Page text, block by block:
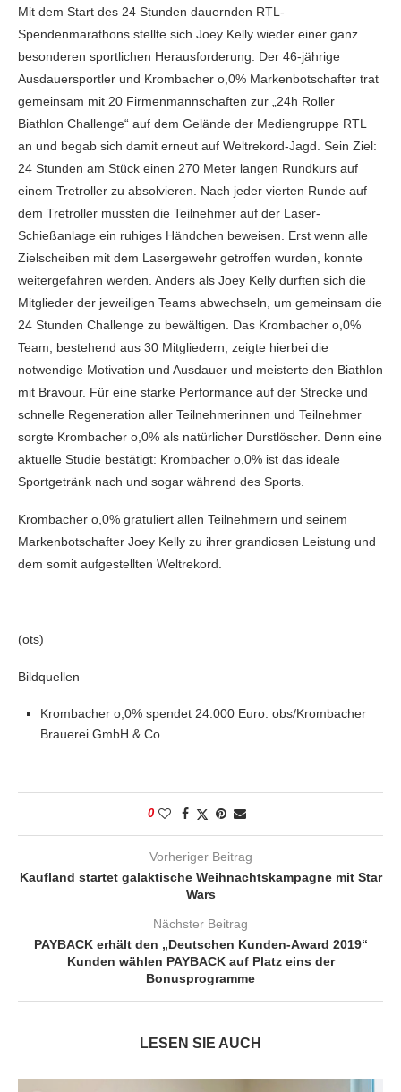
Mit dem Start des 24 Stunden dauernden RTL-
Spendenmarathons stellte sich Joey Kelly wieder einer ganz
besonderen sportlichen Herausforderung: Der 46-jährige
Ausdauersportler und Krombacher o,0% Markenbotschafter trat
gemeinsam mit 20 Firmenmannschaften zur „24h Roller
Biathlon Challenge“ auf dem Gelände der Mediengruppe RTL
an und begab sich damit erneut auf Weltrekord-Jagd. Sein Ziel:
24 Stunden am Stück einen 270 Meter langen Rundkurs auf
einem Tretroller zu absolvieren. Nach jeder vierten Runde auf
dem Tretroller mussten die Teilnehmer auf der Laser-
Schießanlage ein ruhiges Händchen beweisen. Erst wenn alle
Zielscheiben mit dem Lasergewehr getroffen wurden, konnte
weitergefahren werden. Anders als Joey Kelly durften sich die
Mitglieder der jeweiligen Teams abwechseln, um gemeinsam die
24 Stunden Challenge zu bewältigen. Das Krombacher o,0%
Team, bestehend aus 30 Mitgliedern, zeigte hierbei die
notwendige Motivation und Ausdauer und meisterte den Biathlon
mit Bravour. Für eine starke Performance auf der Strecke und
schnelle Regeneration aller Teilnehmerinnen und Teilnehmer
sorgte Krombacher o,0% als natürlicher Durstlöscher. Denn eine
aktuelle Studie bestätigt: Krombacher o,0% ist das ideale
Sportgetränk nach und sogar während des Sports.
Krombacher o,0% gratuliert allen Teilnehmern und seinem
Markenbotschafter Joey Kelly zu ihrer grandiosen Leistung und
dem somit aufgestellten Weltrekord.
(ots)
Bildquellen
Krombacher o,0% spendet 24.000 Euro: obs/Krombacher
Brauerei GmbH & Co.
0
Vorheriger Beitrag
Kaufland startet galaktische Weihnachtskampagne mit Star
Wars
Nächster Beitrag
PAYBACK erhält den „Deutschen Kunden-Award 2019“
Kunden wählen PAYBACK auf Platz eins der
Bonusprogramme
LESEN SIE AUCH